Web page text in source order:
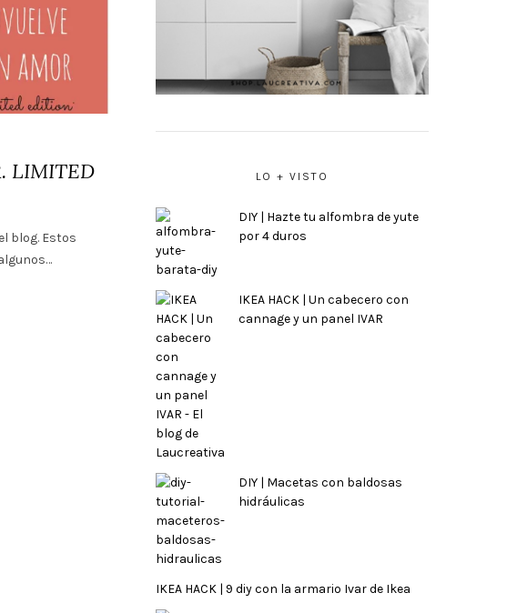
LIMITED
blog. Estos
LO + VISTO
DIY | Hazte tu alfombra de yute
por 4 duros
IKEA HACK | Un cabecero con
cannage y un panel IVAR
DIY | Macetas con baldosas
hidráulicas
IKEA HACK | 9 diy con la armario Ivar de Ikea